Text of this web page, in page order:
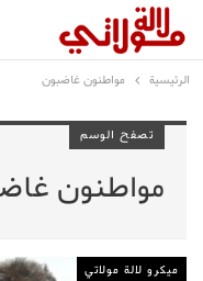
الرئيسية مواطنون غاضبون
تصفح الوسم
مواطنون
ميكرو لالة مولاتي